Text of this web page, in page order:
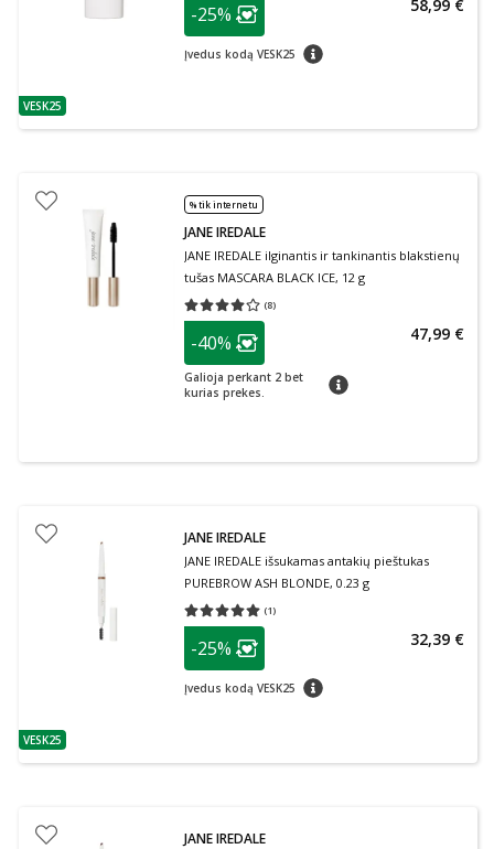
patarimas
VESK25
Lojalumo klubo narių nuolaida
-25%
Įvedus kodą VESK25 patarimas
58,99 €
% tik internetu
JANE IREDALE
JANE IREDALE ilginantis ir tankinantis blakstienų
tušas MASCARA BLACK ICE, 12 g
(8)
Vidutinis įvertinimas 4.00
patarimas
Lojalumo klubo narių nuolaida
-40%
Galioja perkant 2 bet
kurias prekes.
patarimas
47,99 €
patarimas
VESK25
JANE IREDALE
JANE IREDALE išsukamas antakių pieštukas
PUREBROW ASH BLONDE, 0.23 g
(1)
Vidutinis įvertinimas 5.00
patarimas
Lojalumo klubo narių nuolaida
-25%
Įvedus kodą VESK25 patarimas
32,39 €
JANE IREDALE